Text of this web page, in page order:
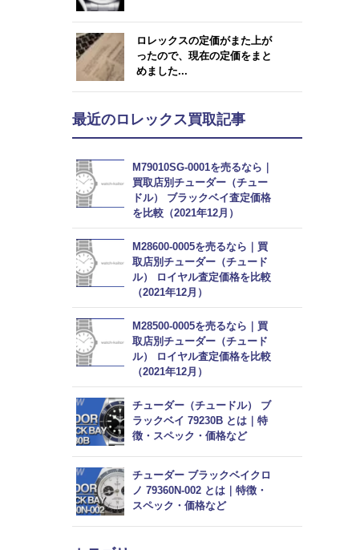
ロレックスの定価がまた上が
ったので、現在の定価をまと
めました...
最近のロレックス買取記事
M79010SG-0001を売るなら｜
買取店別チューダー（チュー
ドル） ブラックベイ査定価格
を比較（2021年12月）
M28600-0005を売るなら｜買
取店別チューダー（チュード
ル） ロイヤル査定価格を比較
（2021年12月）
M28500-0005を売るなら｜買
取店別チューダー（チュード
ル） ロイヤル査定価格を比較
（2021年12月）
チューダー（チュードル） ブ
ラックベイ 79230B とは｜特
徴・スペック・価格など
チューダー ブラックベイクロ
ノ 79360N-002 とは｜特徴・
スペック・価格など